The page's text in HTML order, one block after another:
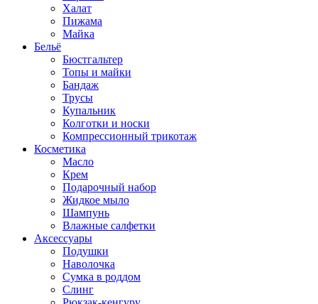
Халат
Пижама
Майка
Бельё
Бюстгальтер
Топы и майки
Бандаж
Трусы
Купальник
Колготки и носки
Компрессионный трикотаж
Косметика
Масло
Крем
Подарочный набор
Жидкое мыло
Шампунь
Влажные салфетки
Аксессуары
Подушки
Наволочка
Сумка в роддом
Cлинг